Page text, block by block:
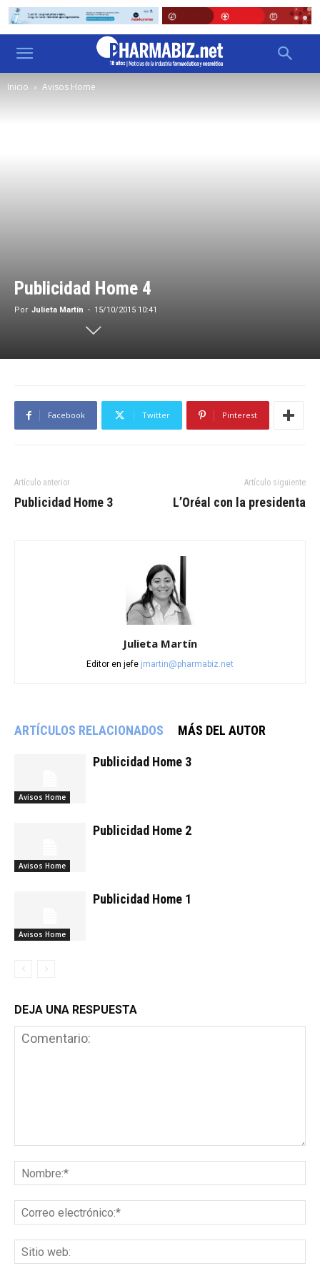
Inicio Avisos Home
Publicidad Home 4
Por Julieta Martín - 15/10/2015 10:41
Facebook Twitter Pinterest
Artículo anterior
Publicidad Home 3
Artículo siguiente
L’Oréal con la presidenta
Julieta Martín
Editor en jefe jmartin@pharmabiz.net
ARTÍCULOS RELACIONADOS MÁS DEL AUTOR
Avisos Home
Publicidad Home 3
Avisos Home
Publicidad Home 2
Avisos Home
Publicidad Home 1
DEJA UNA RESPUESTA